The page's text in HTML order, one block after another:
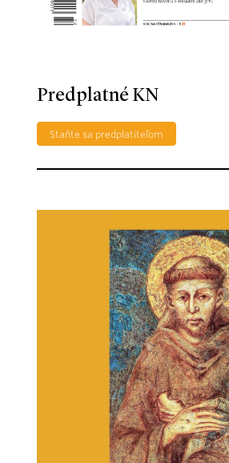
Predplatné KN
Staňte sa predplatiteľom